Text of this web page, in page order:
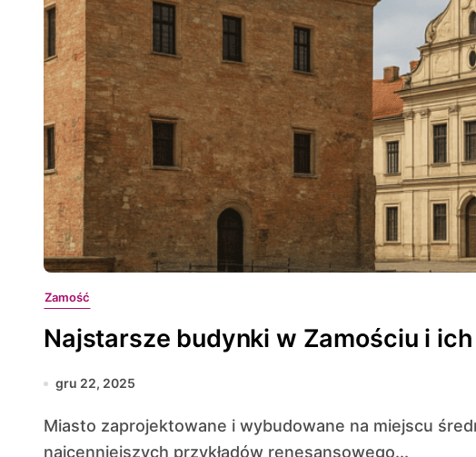
Zamość
Najstarsze budynki w Zamościu i
gru 22, 2025
Miasto zaprojektowane i wybudowane na miejscu średniowiecznego grodu stało się jednym z
najcenniejszych przykładów renesansowego...